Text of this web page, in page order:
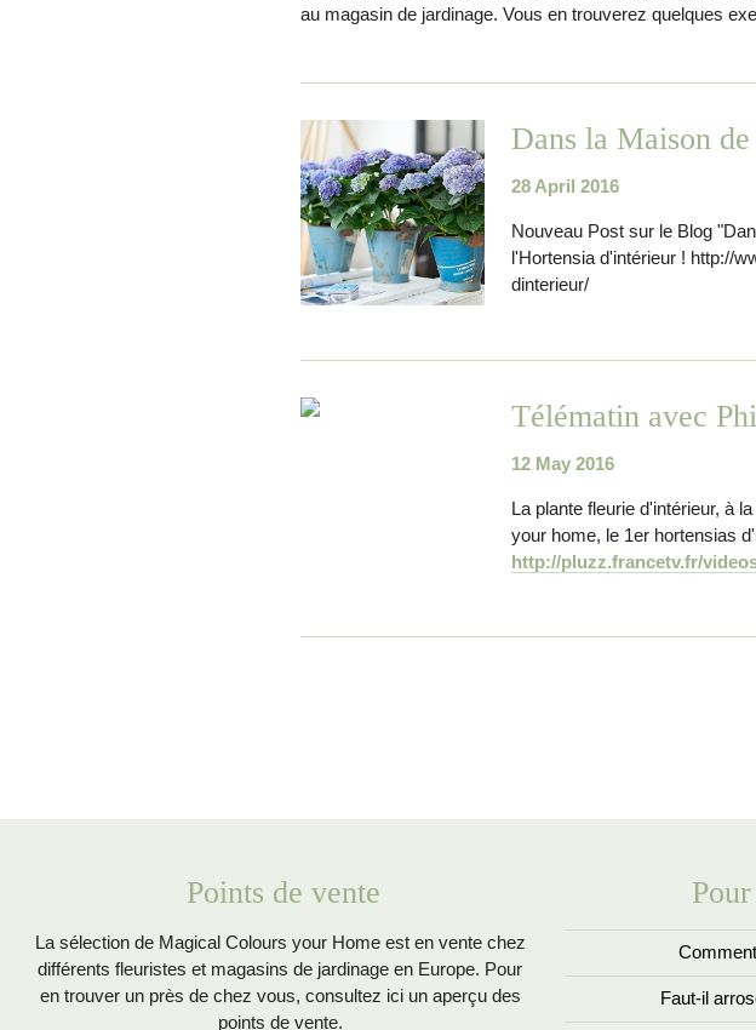
au magasin de jardinage. Vous en trouverez quelques
Dans la Maison
28 April 2016
Nouveau Post sur le Blog
l'Hortensia d'intérieur ! http://
dinterieur/
Télématin avec
12 May 2016
La plante fleurie d'intérieur, à
your home, le 1er hortensias
http://pluzz.francetv.fr/
Points de vente
La sélection de Magical Colours your Home est en vente chez
différents fleuristes et magasins de jardinage en Europe. Pour
en trouver un près de chez vous, consultez ici un aperçu des
points de vente.
Faut-il